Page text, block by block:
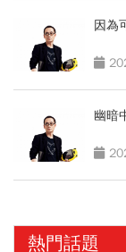
因為
幽暗
熱門話題